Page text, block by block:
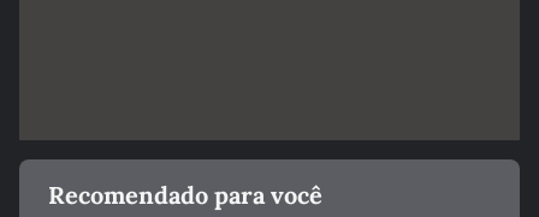
Recomendado para você